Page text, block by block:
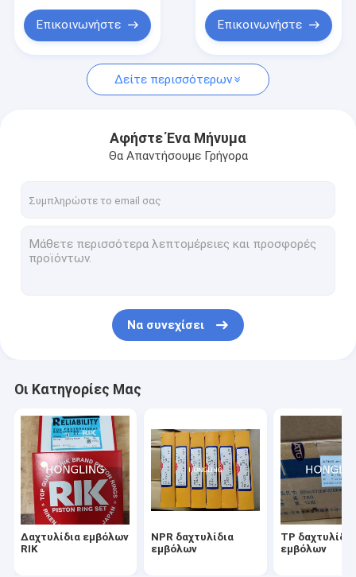
Δαχτυλίδια εμβόλων RIK
NPR δαχτυλίδια εμβόλων
NDC ρουλεμάν μηχανών
Ρουλεμάν μηχανών TAIHO
Βαριά ανταλλακτικά βιομηχανιών της Mitsubishi
Γνήσια ανταλλακτικά της Nissan
Μέρη μηχανών της Mitsubishi Fuso
Μέρη μηχανών εκσκαφέων της KOMATSU
Παρεμβύσματα ελαίου NOK
Βαλβίδα μηχανών του Φούτζι
Επικοινωνήστε Επικοινωνήστε
Δείτε περισσότερων
Αφήστε Ένα Μήνυμα
Θα Απαντήσουμε Γρήγορα
Να συνεχίσει
Οι Κατηγορίες Μας
Δαχτυλίδια εμβόλων
RIK
NPR δαχτυλίδια
εμβόλων
TP δαχτυλίδια
εμβόλων